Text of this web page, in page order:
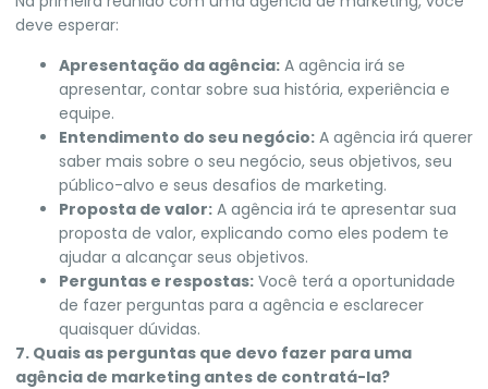
deve esperar:
Apresentação da agência: A agência irá se
apresentar, contar sobre sua história, experiência e
equipe.
Entendimento do seu negócio: A agência irá querer
saber mais sobre o seu negócio, seus objetivos, seu
público-alvo e seus desafios de marketing.
Proposta de valor: A agência irá te apresentar sua
proposta de valor, explicando como eles podem te
ajudar a alcançar seus objetivos.
Perguntas e respostas: Você terá a oportunidade
de fazer perguntas para a agência e esclarecer
quaisquer dúvidas.
7. Quais as perguntas que devo fazer para uma
agência de marketing antes de contratá-la?